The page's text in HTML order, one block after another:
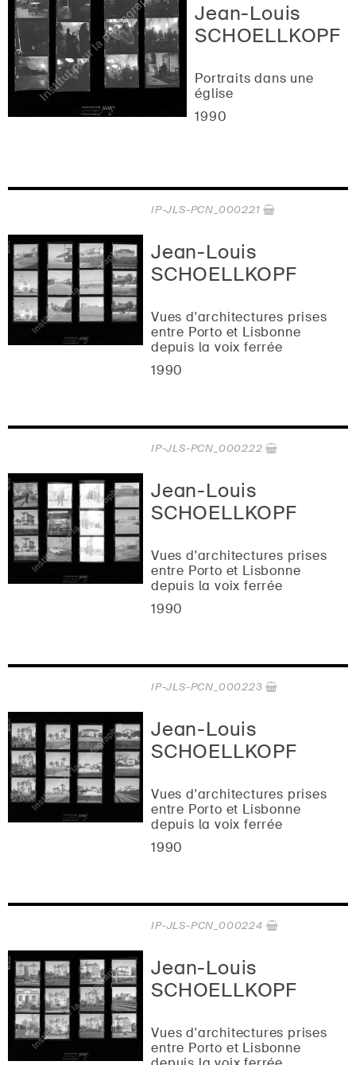
Jean-Louis
SCHOELLKOPF
Portraits dans une
église
1990
Jean-Louis
SCHOELLKOPF
Vues d'architectures prises
entre Porto et Lisbonne
depuis la voix ferrée
1990
IP-JLS-PCN_000221
Jean-Louis
SCHOELLKOPF
Vues d'architectures prises
entre Porto et Lisbonne
depuis la voix ferrée
1990
IP-JLS-PCN_000222
Jean-Louis
SCHOELLKOPF
Vues d'architectures prises
entre Porto et Lisbonne
depuis la voix ferrée
1990
IP-JLS-PCN_000223
Jean-Louis
SCHOELLKOPF
Vues d'architectures prises
entre Porto et Lisbonne
IP-JLS-PCN_000224